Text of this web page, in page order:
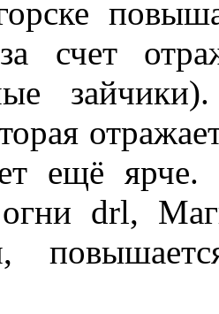
счет
ещё
drl,